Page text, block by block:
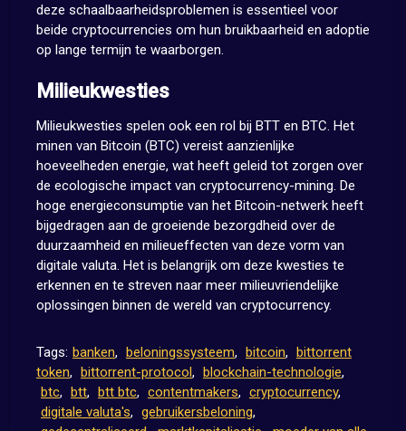
deze schaalbaarheidsproblemen is essentieel voor
beide cryptocurrencies om hun bruikbaarheid en adoptie
op lange termijn te waarborgen.
Milieukwesties
Milieukwesties spelen ook een rol bij BTT en BTC. Het
minen van Bitcoin (BTC) vereist aanzienlijke
hoeveelheden energie, wat heeft geleid tot zorgen over
de ecologische impact van cryptocurrency-mining. De
hoge energieconsumptie van het Bitcoin-netwerk heeft
bijgedragen aan de groeiende bezorgdheid over de
duurzaamheid en milieueffecten van deze vorm van
digitale valuta. Het is belangrijk om deze kwesties te
erkennen en te streven naar meer milieuvriendelijke
oplossingen binnen de wereld van cryptocurrency.
Tags: banken, beloningssysteem, bitcoin, bittorrent
token, bittorrent-protocol, blockchain-technologie,
btc, btt, btt btc, contentmakers, cryptocurrency,
digitale valuta's, gebruikersbeloning,